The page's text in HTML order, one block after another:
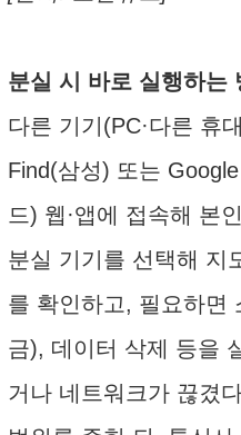
분실 시 바로 실행하는
다른 기기(PC·다른 휴
Find(삼성) 또는
드) 웹·앱에 접속해 본
분실 기기를 선택해 지
를 확인하고, 필요하면
금), 데이터 삭제 등을
거나 네트워크가 끊겼